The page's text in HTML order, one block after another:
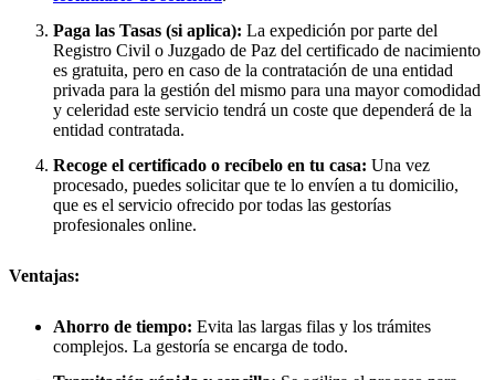
Paga las Tasas (si aplica): La expedición por parte del
Registro Civil o Juzgado de Paz del certificado de nacimiento
es gratuita, pero en caso de la contratación de una entidad
privada para la gestión del mismo para una mayor comodidad
y celeridad este servicio tendrá un coste que dependerá de la
entidad contratada.
Recoge el certificado o recíbelo en tu casa: Una vez
procesado, puedes solicitar que te lo envíen a tu domicilio,
que es el servicio ofrecido por todas las gestorías
profesionales online.
Ventajas:
Ahorro de tiempo: Evita las largas filas y los trámites
complejos. La gestoría se encarga de todo.